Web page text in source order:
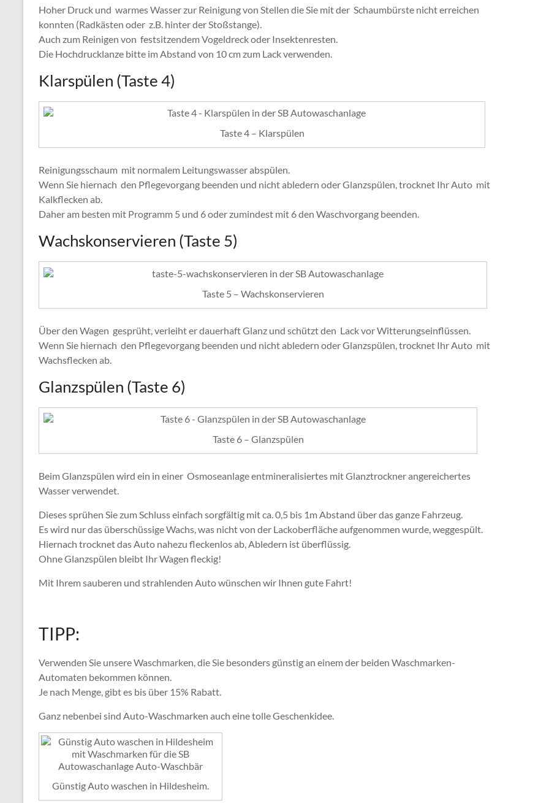
Hoher Druck und warmes Wasser zur Reinigung von Stellen die Sie mit der Schaumbürste nicht erreichen
konnten (Radkästen oder z.B. hinter der Stoßstange).
Auch zum Reinigen von festsitzendem Vogeldreck oder Insektenresten.
Die Hochdrucklanze bitte im Abstand von 10 cm zum Lack verwenden.
Klarspülen (Taste 4)
Taste 4 – Klarspülen
Reinigungsschaum mit normalem Leitungswasser abspülen.
Wenn Sie hiernach den Pflegevorgang beenden und nicht abledern oder Glanzspülen, trocknet Ihr Auto mit
Kalkflecken ab.
Daher am besten mit Programm 5 und 6 oder zumindest mit 6 den Waschvorgang beenden.
Wachskonservieren (Taste 5)
Taste 5 – Wachskonservieren
Über den Wagen gesprüht, verleiht er dauerhaft Glanz und schützt den Lack vor Witterungseinflüssen.
Wenn Sie hiernach den Pflegevorgang beenden und nicht abledern oder Glanzspülen, trocknet Ihr Auto mit
Wachsflecken ab.
Glanzspülen (Taste 6)
Taste 6 – Glanzspülen
Beim Glanzspülen wird ein in einer Osmoseanlage entmineralisiertes mit Glanztrockner angereichertes
Wasser verwendet.
Dieses sprühen Sie zum Schluss einfach sorgfältig mit ca. 0,5 bis 1m Abstand über das ganze Fahrzeug.
Es wird nur das überschüssige Wachs, was nicht von der Lackoberfläche aufgenommen wurde, weggespült.
Hiernach trocknet das Auto nahezu fleckenlos ab, Abledern ist überflüssig.
Ohne Glanzspülen bleibt Ihr Wagen fleckig!
Mit Ihrem sauberen und strahlenden Auto wünschen wir Ihnen gute Fahrt!
TIPP:
Verwenden Sie unsere Waschmarken, die Sie besonders günstig an einem der beiden Waschmarken-
Automaten bekommen können.
Je nach Menge, gibt es bis über 15% Rabatt.
Ganz nebenbei sind Auto-Waschmarken auch eine tolle Geschenkidee.
Günstig Auto waschen in Hildesheim.